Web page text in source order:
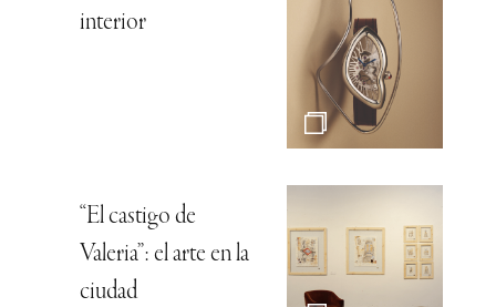
interior
“El castigo de
Valeria”: el arte en la
ciudad